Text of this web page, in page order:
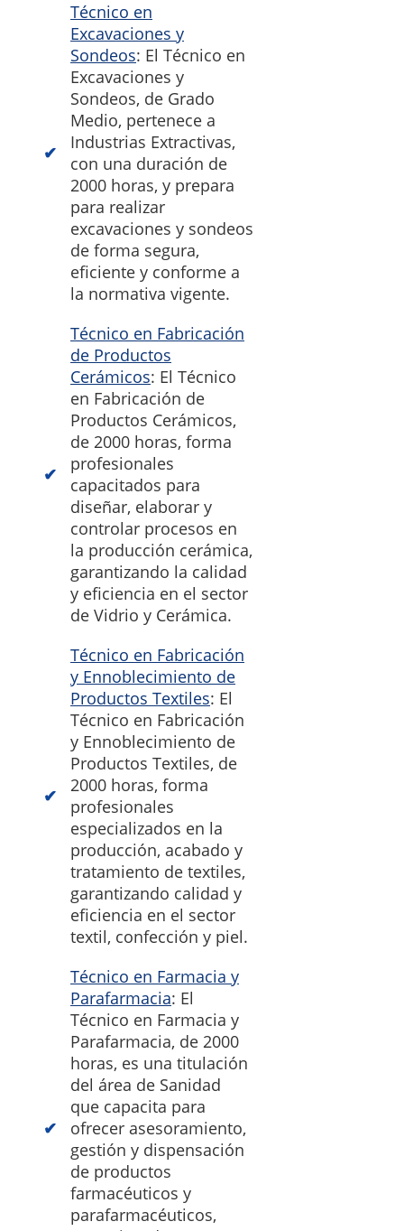
Técnico en
Excavaciones y
Sondeos: El Técnico en
Excavaciones y
Sondeos, de Grado
Medio, pertenece a
Industrias Extractivas,
con una duración de
2000 horas, y prepara
para realizar
excavaciones y sondeos
de forma segura,
eficiente y conforme a
la normativa vigente.
Técnico en Fabricación
de Productos
Cerámicos: El Técnico
en Fabricación de
Productos Cerámicos,
de 2000 horas, forma
profesionales
capacitados para
diseñar, elaborar y
controlar procesos en
la producción cerámica,
garantizando la calidad
y eficiencia en el sector
de Vidrio y Cerámica.
Técnico en Fabricación
y Ennoblecimiento de
Productos Textiles: El
Técnico en Fabricación
y Ennoblecimiento de
Productos Textiles, de
2000 horas, forma
profesionales
especializados en la
producción, acabado y
tratamiento de textiles,
garantizando calidad y
eficiencia en el sector
textil, confección y piel.
Técnico en Farmacia y
Parafarmacia: El
Técnico en Farmacia y
Parafarmacia, de 2000
horas, es una titulación
del área de Sanidad
que capacita para
ofrecer asesoramiento,
gestión y dispensación
de productos
farmacéuticos y
parafarmacéuticos,